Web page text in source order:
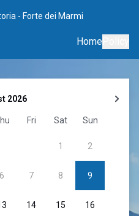
- Forte dei Marmi
Home